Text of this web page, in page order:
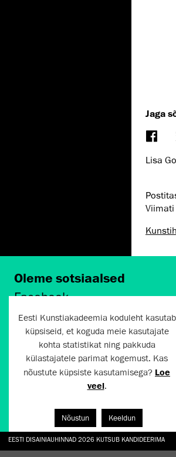
EESTI DISAINIAUHINNAD 2026 KUTSUB KANDIDEERIMA
Jaga
Lisa
Oleme sotsiaalsed
Facebook
Twitter
LinkedIn
Flickr
Vimeo
YouTube
Artun.ee 2024 Kasutustingimused ja
Eesti Kunstiakadeemia koduleht kasutab
küpsiseid, et koguda meie kasutajate
kohta statistikat ning pakkuda
külastajatele parimat kogemust. Kas
nõustute küpsiste kasutamisega? Loe
veel.
Nõustun Keeldun